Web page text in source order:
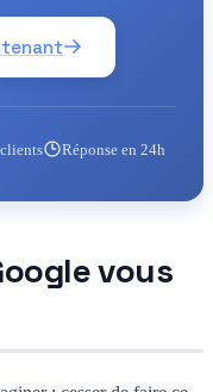
Réponse en 24h
vous